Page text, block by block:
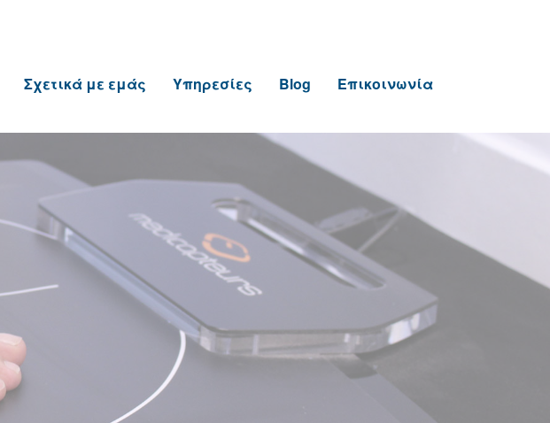
Σχετικά με εμάς Υπηρεσίες Blog Επικοινωνία